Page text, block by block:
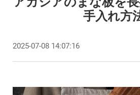
手入れ方
2025-07-08 14:07:16